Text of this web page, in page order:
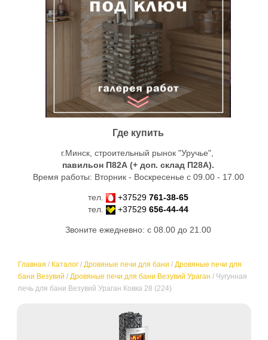
Главная / Каталог / Дровяные печи для бани / Дровяные печи для
бани Везувий / Дровяные печи для бани Везувий Ураган / Чугунная
печь для бани Везувий Ураган Ковка 28 (224)
Где купить
г.Минск, строительный рынок "Уручье",
павильон П82А (+ доп. склад П28А).
Время работы: Вторник - Воскресенье с 09.00 - 17.00
тел. +37529 761-38-65
тел.
+37529 656-44-44
Звоните ежедневно: с 08.00 до 21.00